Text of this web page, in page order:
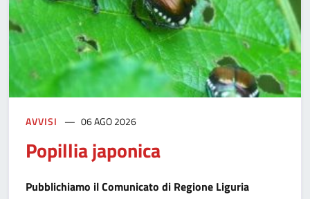
AVVISI 06 AGO 2026
Popillia japonica
Pubblichiamo il Comunicato di Regione Liguria